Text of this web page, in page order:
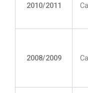
2010/2011
2008/2009